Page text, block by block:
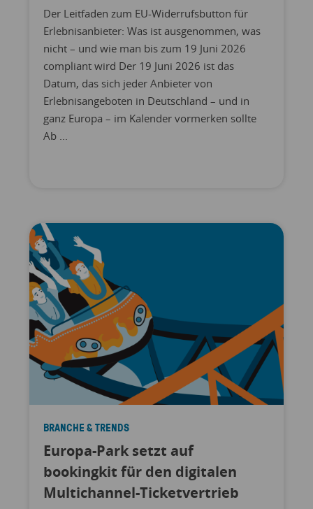
Der Leitfaden zum EU-Widerrufsbutton für
Erlebnisanbieter: Was ist ausgenommen, was
nicht – und wie man bis zum 19 Juni 2026
compliant wird Der 19 Juni 2026 ist das
Datum, das sich jeder Anbieter von
Erlebnisangeboten in Deutschland – und in
ganz Europa – im Kalender vormerken sollte
Ab ...
BRANCHE & TRENDS
Europa-Park setzt auf
bookingkit für den digitalen
Multichannel-Ticketvertrieb